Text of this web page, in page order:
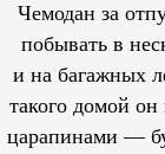
Чемодан за
побывать в
и на багажных
такого домой
царапинами —